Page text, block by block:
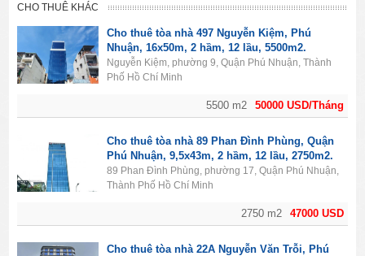
CHO THUÊ KHÁC
50000 USD/Tháng
5500 m2
Cho thuê tòa nhà 497 Nguyễn Kiệm, Phú
Nhuận, 16x50m, 2 hầm, 12 lầu, 5500m2.
Nguyễn Kiệm, phường 9, Quận Phú Nhuận, Thành
Phố Hồ Chí Minh
47000 USD
2750 m2
Cho thuê tòa nhà 89 Phan Đình Phùng, Quận
Phú Nhuận, 9,5x43m, 2 hầm, 12 lầu, 2750m2.
89 Phan Đình Phùng, phường 17, Quận Phú Nhuận,
Thành Phố Hồ Chí Minh
Cho thuê tòa nhà 22A Nguyễn Văn Trỗi, Phú